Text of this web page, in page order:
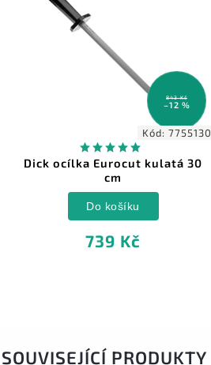
843 Kč
–12 %
Kód: 7755130
Dick ocílka Eurocut kulatá 30
cm
739 Kč
Do košíku
SOUVISEJÍCÍ PRODUKTY